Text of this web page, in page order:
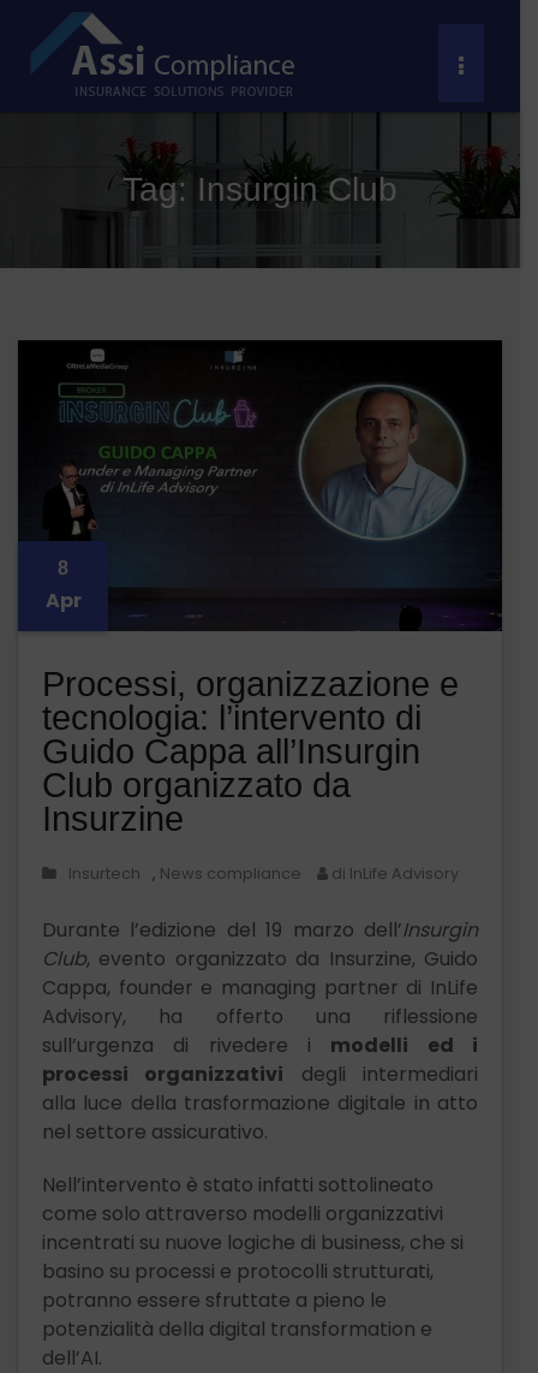
contenuto
Toggle
Tag: Insurgin Club
8
Apr
Processi, organizzazione e
tecnologia: l’intervento di
Guido Cappa all’Insurgin
Club organizzato da
Insurzine
Insurtech , News compliance di InLife Advisory
Durante l’edizione del 19 marzo dell’Insurgin
Club, evento organizzato da Insurzine, Guido
Cappa, founder e managing partner di InLife
Advisory, ha offerto una riflessione
sull’urgenza di rivedere i modelli ed i
processi organizzativi degli intermediari
alla luce della trasformazione digitale in atto
nel settore assicurativo.
Nell’intervento è stato infatti sottolineato
come solo attraverso modelli organizzativi
incentrati su nuove logiche di business, che si
basino su processi e protocolli strutturati,
potranno essere sfruttate a pieno le
potenzialità della digital transformation e
dell’AI.